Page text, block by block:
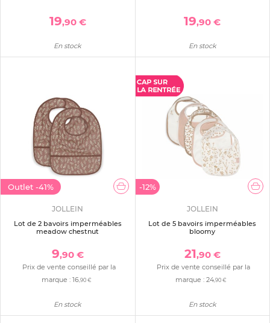
19,90 €
En stock
19,90 €
En stock
Outlet -41%
JOLLEIN
Lot de 2 bavoirs imperméables
meadow chestnut
9,90 €
Prix de vente conseillé par la
marque : 16,90 €
En stock
-12%
JOLLEIN
Lot de 5 bavoirs imperméables
bloomy
21,90 €
Prix de vente conseillé par la
marque :24,90 €
En stock